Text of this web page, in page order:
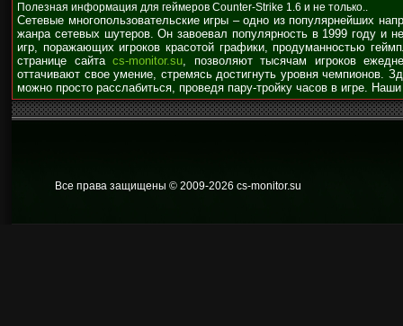
Полезная информация для геймеров Counter-Strike 1.6 и не только..
Сетевые многопользовательские игры – одно из популярнейших
жанра сетевых шутеров. Он завоевал популярность в 1999 году и
игр, поражающих игроков красотой графики, продуманностью
странице сайта cs-monitor.su, позволяют тысячам игроков
оттачивают свое умение, стремясь достигнуть уровня чемпионов.
можно просто расслабиться, проведя пару-тройку часов в игре.
Все права защищены © 2009-2026 cs-monitor.su